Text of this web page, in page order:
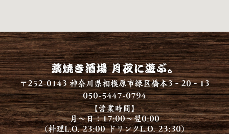
藁焼き酒場 月夜に遊ぶ。
〒252-0143 神奈川県相模原市緑区橋本3‐20‐13
050-5447-0794
【営業時間】
月～日：17:00～翌0:00
（料理L.O. 23:00 ドリンクL.O. 23:30）